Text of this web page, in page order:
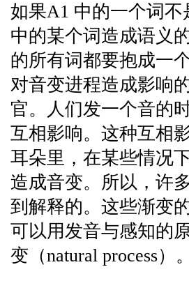
如果A1 中的一个词
中的某个词造成语义
的所有词都要抱成一
对音变进程造成影响
官。人们发一个音的
互相影响。这种互相
耳朵里，在某些情况
造成音变。所以，许
到解释的。这些渐变
可以用发音与感知的
变（natural process）